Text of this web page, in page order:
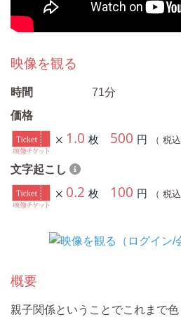
映像を観る
時間
71分
価格
1.0 枚 500 円 （ 税込
文字起こし
0.2 枚 100 円 （ 税込
概要
親子関係ということでこれまで